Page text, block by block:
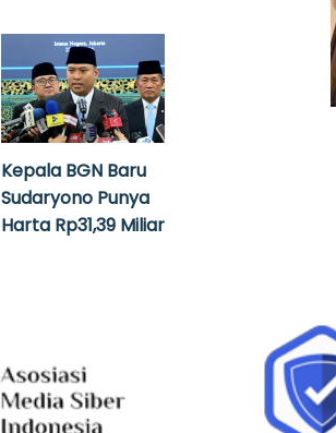
Kepala BGN Baru
Sudaryono Punya
Harta Rp31,39 Miliar